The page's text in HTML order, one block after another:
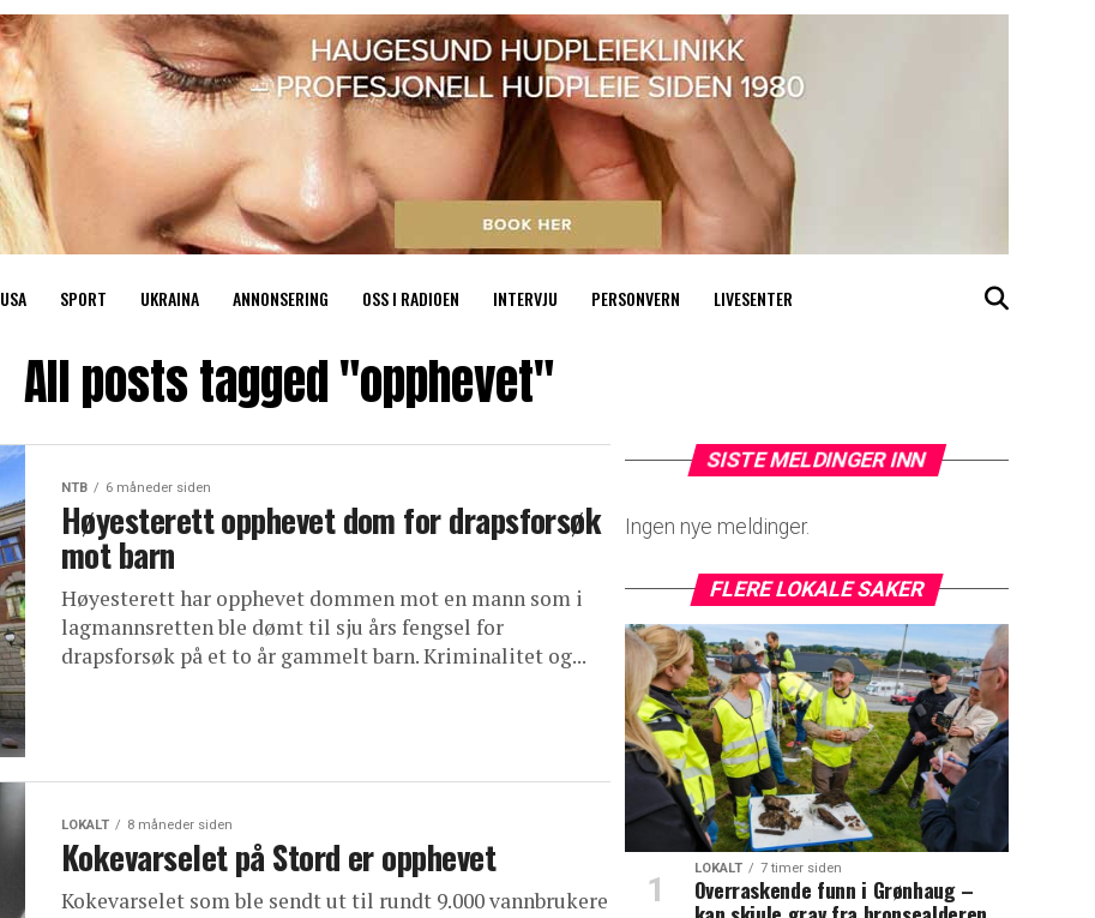
USA SPORT UKRAINA ANNONSERING OSS I RADIOEN INTERVJU PERSONVERN LIVESENTER
All posts tagged "opphevet"
NTB 6 måneder siden
Høyesterett opphevet dom for drapsforsøk
mot barn
Høyesterett har opphevet dommen mot en mann som i
lagmannsretten ble dømt til sju års fengsel for
drapsforsøk på et to år gammelt barn. Kriminalitet og...
LOKALT 8 måneder siden
Kokevarselet på Stord er opphevet
Kokevarselet som ble sendt ut til rundt 9.000 vannbrukere
SISTE MELDINGER INN
Ingen nye meldinger.
FLERE LOKALE SAKER
LOKALT 7 timer siden
Overraskende funn i Grønhaug –